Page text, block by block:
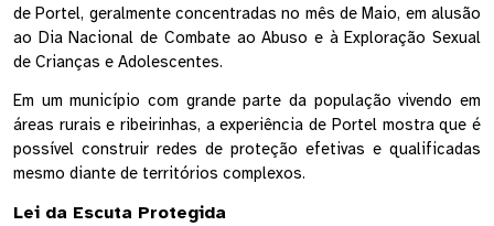
de Portel, geralmente concentradas no mês de Maio, em alusão
ao Dia Nacional de Combate ao Abuso e à Exploração Sexual
de Crianças e Adolescentes.
Em um município com grande parte da população vivendo em
áreas rurais e ribeirinhas, a experiência de Portel mostra que é
possível construir redes de proteção efetivas e qualificadas
mesmo diante de territórios complexos.
Lei da Escuta Protegida